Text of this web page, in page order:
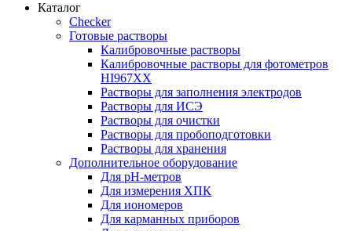
Каталог
Checker
Готовые растворы
Калибровочные растворы
Калибровочные растворы для фотометров
HI967ХХ
Растворы для заполнения электродов
Растворы для ИСЭ
Растворы для очистки
Растворы для пробоподготовки
Растворы для хранения
Дополнительное оборудование
Для pH-метров
Для измерения ХПК
Для иономеров
Для карманных приборов